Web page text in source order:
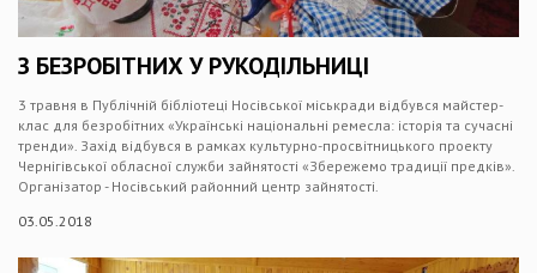
З БЕЗРОБІТНИХ У РУКОДІЛЬНИЦІ
3 травня в Публічній бібліотеці Носівської міськради відбувся майстер-
клас для безробітних «Українські національні ремесла: історія та сучасні
тренди». Захід відбувся в рамках культурно-просвітницького проекту
Чернігівської обласної служби зайнятості «Збережемо традиції предків».
Організатор - Носівський районний центр зайнятості.
03.05.2018